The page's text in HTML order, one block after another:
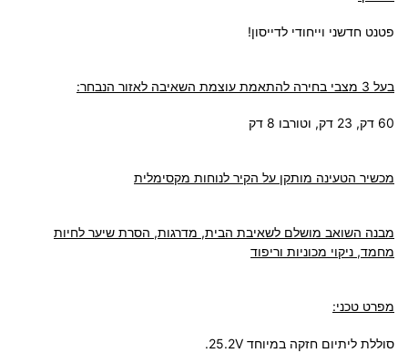
פטנט חדשני וייחודי לדייסון!
בעל 3 מצבי בחירה להתאמת עוצמת השאיבה לאזור הנבחר:
60 דק, 23 דק, וטורבו 8 דק
מכשיר הטעינה מותקן על הקיר לנוחות מקסימלית
מבנה השואב מושלם לשאיבת הבית, מדרגות, הסרת שיער לחיות
מחמד, ניקוי מכוניות וריפוד
מפרט טכני:
סוללת ליתיום חזקה במיוחד 25.2V.